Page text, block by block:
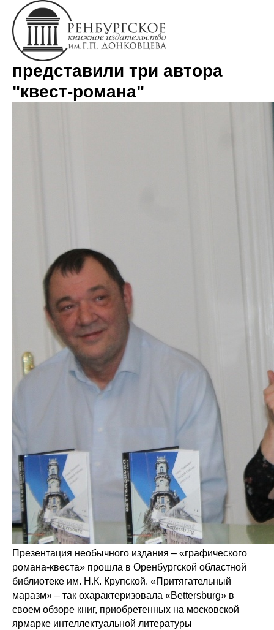
"Bettersburg" в Оренбурге
представили три автора
"квест-романа"
Презентация необычного издания – «графического
романа-квеста» прошла в Оренбургской областной
библиотеке им. Н.К. Крупской. «Притягательный
маразм» – так охарактеризовала «Bettersburg» в
своем обзоре книг, приобретенных на московской
ярмарке интеллектуальной литературы